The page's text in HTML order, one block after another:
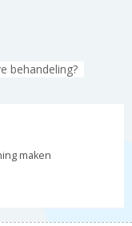
behandeling?
maken